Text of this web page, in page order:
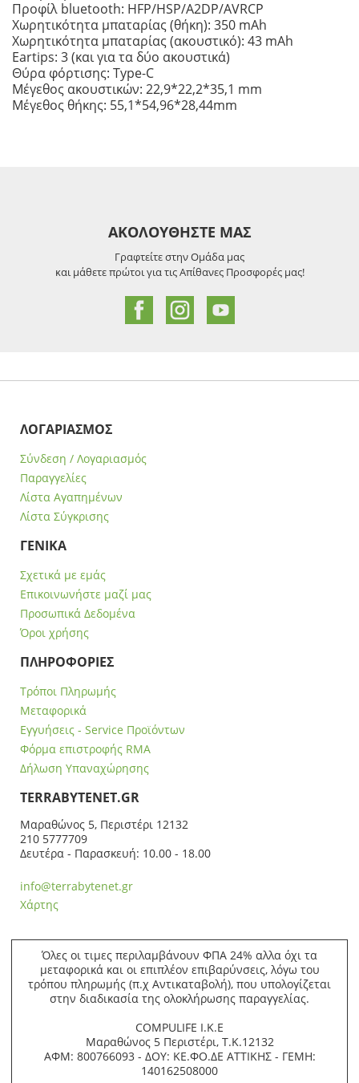
Προφίλ bluetooth: HFP/HSP/A2DP/AVRCP
Χωρητικότητα μπαταρίας (θήκη): 350 mAh
Χωρητικότητα μπαταρίας (ακουστικό): 43 mAh
Eartips: 3 (και για τα δύο ακουστικά)
Θύρα φόρτισης: Type-C
Μέγεθος ακουστικών: 22,9*22,2*35,1 mm
Μέγεθος θήκης: 55,1*54,96*28,44mm
ΑΚΟΛΟΥΘΗΣΤΕ ΜΑΣ
Γραφτείτε στην Ομάδα μας
και μάθετε πρώτοι για τις Απίθανες Προσφορές μας!
ΛΟΓΑΡΙΑΣΜΟΣ
Σύνδεση / Λογαριασμός
Παραγγελίες
Λίστα Αγαπημένων
Λίστα Σύγκρισης
ΓΕΝΙΚΑ
Σχετικά με εμάς
Επικοινωνήστε μαζί μας
Προσωπικά Δεδομένα
Όροι χρήσης
ΠΛΗΡΟΦΟΡΙΕΣ
Τρόποι Πληρωμής
Μεταφορικά
Εγγυήσεις - Service Προϊόντων
Φόρμα επιστροφής RMA
Δήλωση Υπαναχώρησης
ΤERRABYTENET.GR
Μαραθώνος 5, Περιστέρι 12132
210 5777709
Δευτέρα - Παρασκευή: 10.00 - 18.00
info@terrabytenet.gr
Χάρτης
Όλες οι τιμες περιλαμβάνουν ΦΠΑ 24% αλλα όχι τα
μεταφορικά και οι επιπλέον επιβαρύνσεις, λόγω του
τρόπου πληρωμής (π.χ Αντικαταβολή), που υπολογίζεται
στην διαδικασία της ολοκλήρωσης παραγγελίας.
COMPULIFE Ι.Κ.Ε
Μαραθώνος 5 Περιστέρι, Τ.Κ.12132
ΑΦΜ: 800766093 - ΔΟΥ: ΚΕ.ΦΟ.ΔΕ ΑΤΤΙΚΗΣ - ΓΕΜΗ:
140162508000